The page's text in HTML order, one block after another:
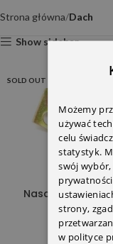
Strona główna Dach
Show sidebar
SOLD OUT
Nasadka
Dach
5,81zł
Możemy
używać
celu
statystyk.
swój
strony,
w polityce